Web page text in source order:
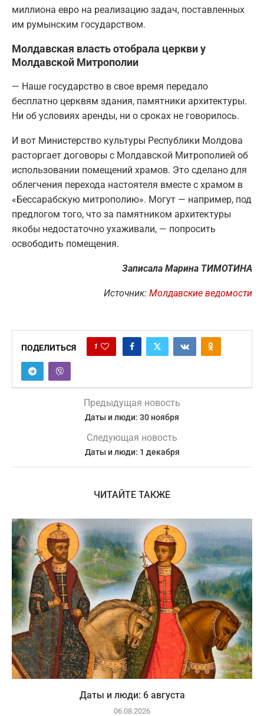
миллиона евро на реализацию задач, поставленных
им румынским государством.
Молдавская власть отобрала церкви у
Молдавской Митрополии
— Наше государство в свое время передало
бесплатно церквям здания, памятники архитектуры.
Ни об условиях аренды, ни о сроках не говорилось.
И вот Министерство культуры Республики Молдова
расторгает договоры с Молдавской Митрополией об
использовании помещений храмов. Это сделано для
облегчения перехода настоятеля вместе с храмом в
«Бессарабскую митрополию». Могут — например, под
предлогом того, что за памятником архитектуры
якобы недостаточно ухаживали, — попросить
освободить помещения.
Записала Марина ТИМОТИНА
Источник: Молдавские ведомости
ПОДЕЛИТЬСЯ 1
Предыдущая новость
Даты и люди: 30 ноября
Следующая новость
Даты и люди: 1 декабря
ЧИТАЙТЕ ТАКЖЕ
Даты и люди: 6 августа
06.08.2026